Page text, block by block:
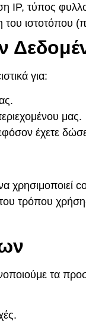
IP, τύπος
ιστοτόπου
για:
μας.
έχετε
να
τρόπου
τα